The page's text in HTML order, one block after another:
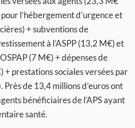
l’hébergement d’urgence et
+ subventions de
à l’ASPP (13,2 M€) et
(7 M€) + dépenses de
+ prestations sociales versées par
Près de 13,4 millions d’euros ont
bénéficiaires de l’APS ayant
santé.